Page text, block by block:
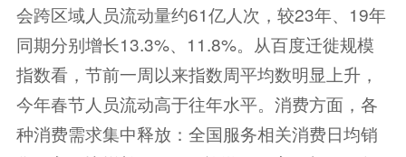
会跨区域人员流动量约61亿人次，较23年、19年
同期分别增长13.3%、11.8%。从百度迁徙规模
指数看，节前一周以来指数周平均数明显上升，
今年春节人员流动高于往年水平。消费方面，各
种消费需求集中释放：全国服务相关消费日均销